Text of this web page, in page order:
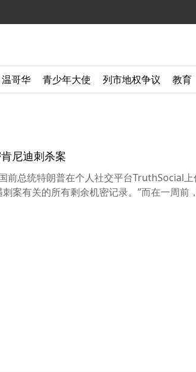
温哥华 青少年大使 列市地权争议 教育
尼迪刺杀案
前总统特朗普在个人社交平台TruthSocial
案有关的所有剩余机密记录。”而在一周